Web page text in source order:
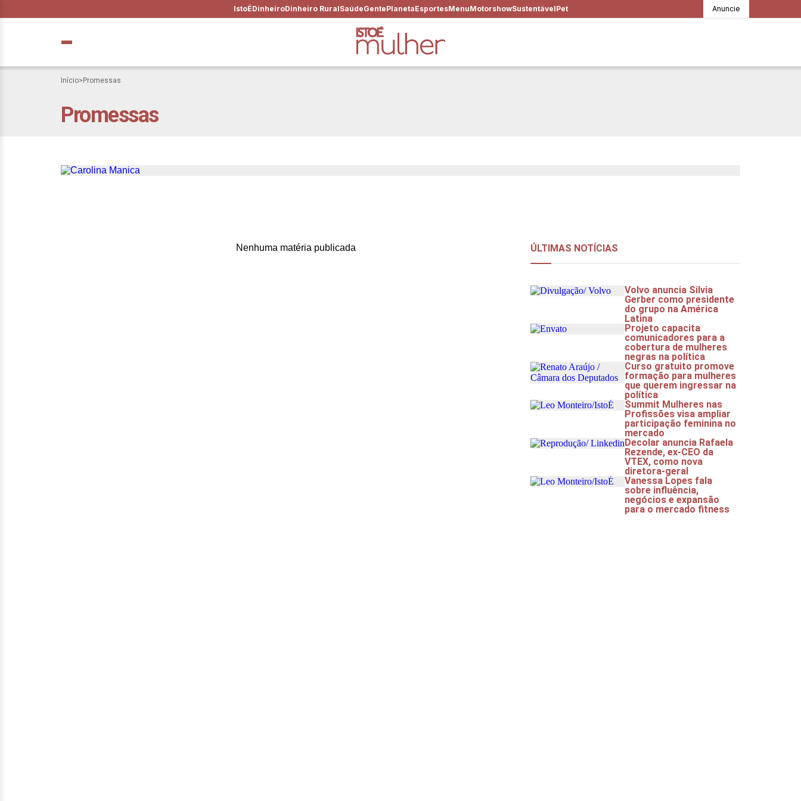
IstoÉDinheiroDinheiro RuralSaúdeGentePlanetaEsportesMenuMotorshowSustentávelPet Anuncie
Início> Promessas
Promessas
O que eu desejo realmente? Promessas a não fazer, e coisas
Nenhuma matéria publicada